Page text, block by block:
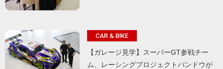
CAR & BIKE
【ガレージ見学】スーパーGT参戦チー
ム、レーシングプロジェクトバンドウが